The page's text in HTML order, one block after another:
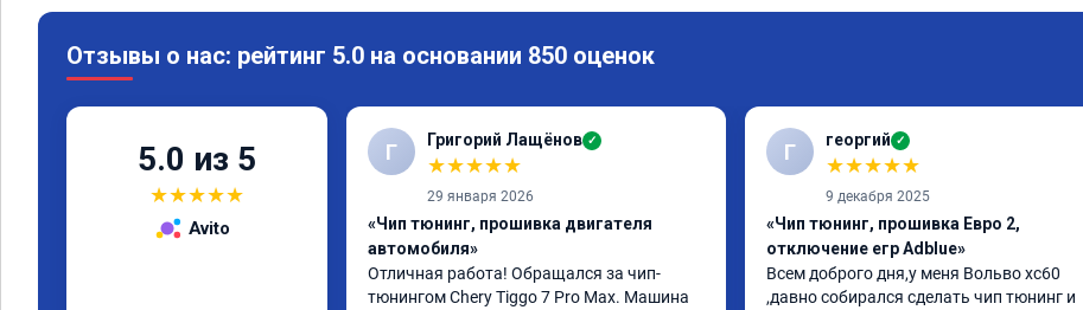
Отзывы о нас: рейтинг 5.0 на основании 850 оценок
5.0 из 5
★★★★★
Avito
Г Григорий Лащёнов ✓
★★★★★
29 января 2026
«Чип тюнинг, прошивка двигателя
автомобиля»
Отличная работа! Обращался за чип-
тюнингом Chery Tiggo 7 Pro Max. Машина
Г георгий ✓
★★★★★
9 декабря 2025
«Чип тюнинг, прошивка Евро 2,
отключение егр Adblue»
Всем доброго дня,у меня Вольво xc60
,давно собирался сделать чип тюнинг и